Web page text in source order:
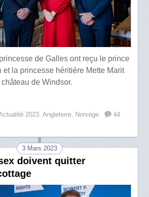
de Galles ont reçu le prince
et la princesse héritière Mette Marit
de Windsor.
2023,Angleterre, Norvège
44
3 Mars 2023
doivent quitter